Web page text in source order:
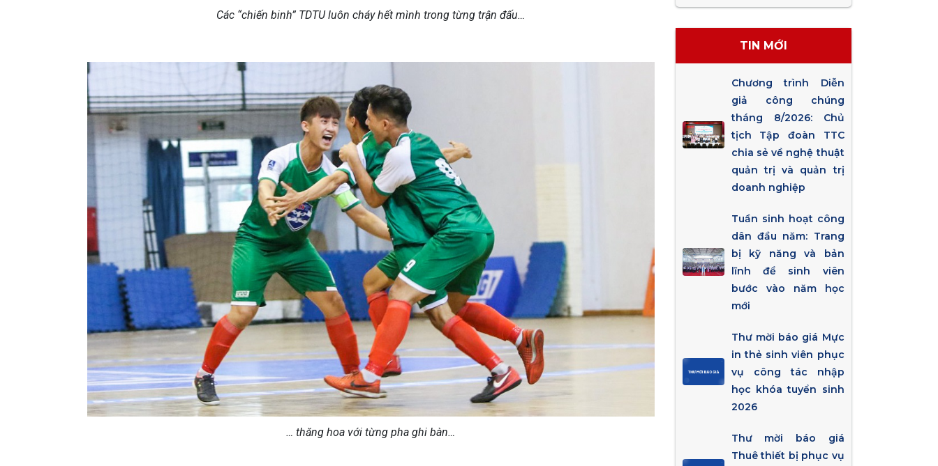
Các “chiến binh” TDTU luôn cháy hết mình trong từng trận đấu…
… thăng hoa với từng pha ghi bàn…
TIN MỚI
Chương trình Diễn
giả công chúng
tháng 8/2026: Chủ
tịch Tập đoàn TTC
chia sẻ về nghệ thuật
quản trị và quản trị
doanh nghiệp
Tuần sinh hoạt công
dân đầu năm: Trang
bị kỹ năng và bản
lĩnh để sinh viên
bước vào năm học
mới
Thư mời báo giá Mực
in thẻ sinh viên phục
vụ công tác nhập
học khóa tuyển sinh
2026
Thư mời báo giá
Thuê thiết bị phục vụ